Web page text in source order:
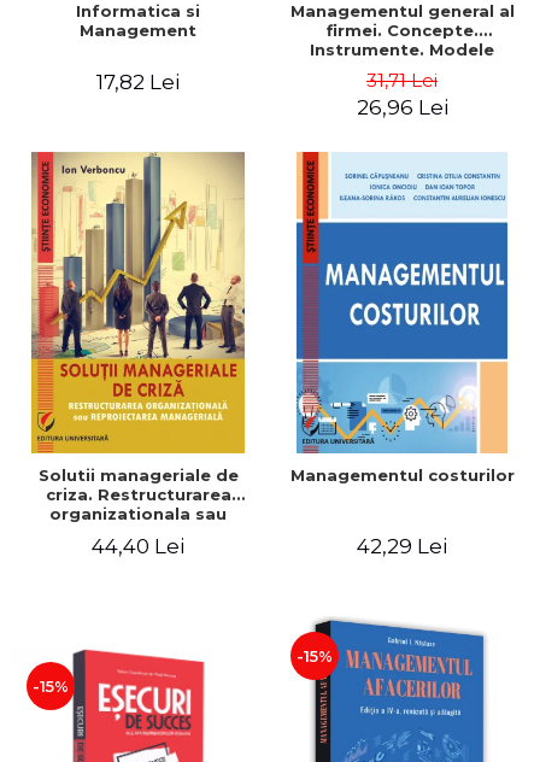
Informatica si
Management
17,82 Lei
Managementul general al
firmei. Concepte.
Instrumente. Modele
31,71 Lei
26,96 Lei
Solutii manageriale de
criza. Restructurarea
organizationala sau
44,40 Lei
Managementul costurilor
42,29 Lei
-15%
-15%